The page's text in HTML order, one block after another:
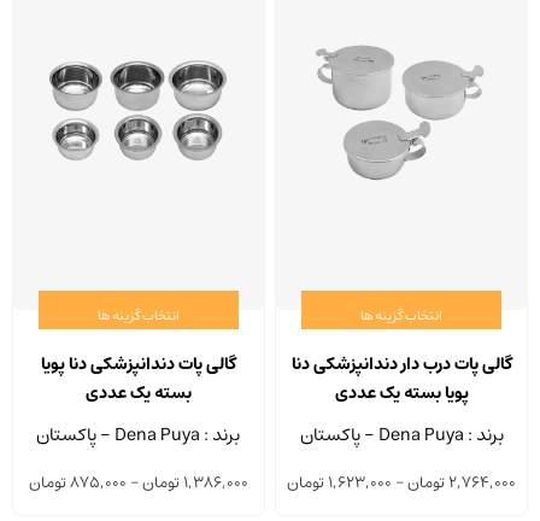
انتخاب گزینه ها
این
محصول
می
گالی پات درب دار دندانپزشکی دنا
پویا بسته یک عددی
برند : Dena Puya - پاکستان
2,764,000تومان–
1,623,000تومانPrice
انتخاب گزینه ها
این
می
گالی پات دندانپزشکی دنا پویا
بسته یک عددی
برند : Dena Puya - پاکستان
1,386,000تومان–
875,000تومان